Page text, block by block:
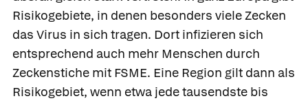
Risikogebiete, in denen besonders viele Zecken
das Virus in sich tragen. Dort infizieren sich
entsprechend auch mehr Menschen durch
Zeckenstiche mit FSME. Eine Region gilt dann als
Risikogebiet, wenn etwa jede tausendste bis